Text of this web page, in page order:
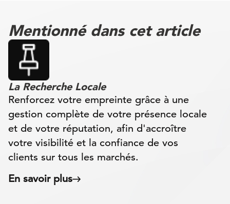
Mentionné dans cet article
La Recherche Locale
Renforcez votre empreinte grâce à une
gestion complète de votre présence locale
et de votre réputation, afin d'accroître
votre visibilité et la confiance de vos
clients sur tous les marchés.
En savoir plus